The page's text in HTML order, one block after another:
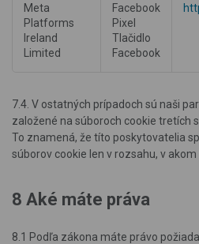
Meta
Platforms
Ireland
Limited
Facebook
Pixel
Tlačidlo
Facebook
7.4. V ostatných prípadoch sú naši
založené na súboroch cookie tretích
To znamená, že títo poskytovatelia
súborov cookie len v rozsahu, v
8 Aké máte práva
8.1 Podľa zákona máte právo